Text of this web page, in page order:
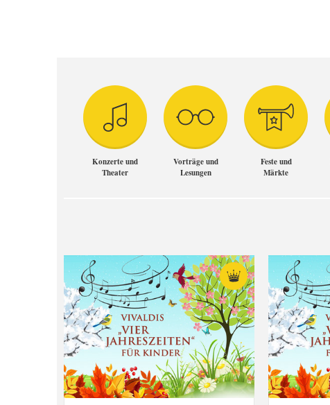
Konzerte und
Theater
Vorträge und
Lesungen
Feste und
Märkte